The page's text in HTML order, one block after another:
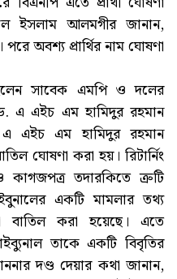
ইসলাম আলমগীর জানান,
অবশ্য প্রার্থির নাম ঘোষণা
সাবেক এমপি ও দলের
এ এইচ এম হামিদুর রহমান
এইচ এম হামিদুর রহমান
ঘোষণা করা হয়। রিটার্নিং
তদারকিতে ত্রুটি
একটি মামলার তথ্য
বাতিল করা হয়েছে। এতে
তাকে একটি বিবৃতির
দণ্ড দেয়ার কথা জানান,